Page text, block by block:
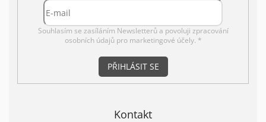
Souhlasím se zasíláním Newsletterů a povoluji zpracování
osobních údajů pro marketingové účely. *
PŘIHLÁSIT SE
Kontakt